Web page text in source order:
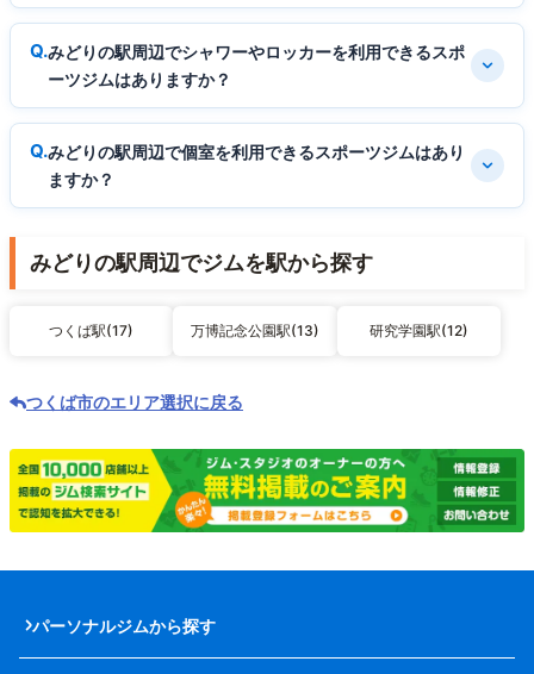
みどりの駅周辺でシャワーやロッカーを利用できるスポ
ーツジムはありますか？
みどりの駅周辺で個室を利用できるスポーツジムはあり
ますか？
みどりの駅周辺でジムを駅から探す
つくば駅(17) 万博記念公園駅(13) 研究学園駅(12)
つくば市のエリア選択に戻る
パーソナルジムから探す